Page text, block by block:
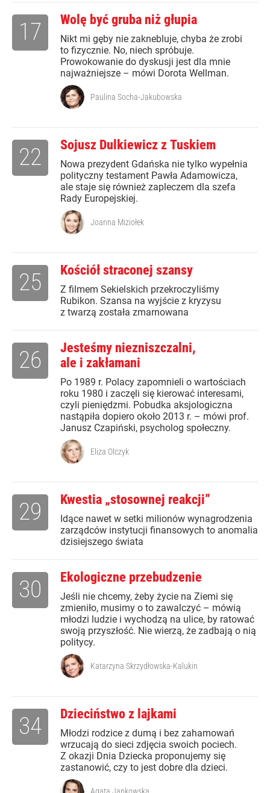
Wolę być gruba niż głupia
Nikt mi gęby nie zaknebluje, chyba że zrobi
to fizycznie. No, niech spróbuje.
Prowokowanie do dyskusji jest dla mnie
najważniejsze – mówi Dorota Wellman.
17
Paulina Socha-Jakubowska
Sojusz Dulkiewicz z Tuskiem
Nowa prezydent Gdańska nie tylko wypełnia
polityczny testament Pawła Adamowicza,
ale staje się również zapleczem dla szefa
Rady Europejskiej.
22
Joanna Miziołek
Kościół straconej szansy
Z filmem Sekielskich przekroczyliśmy
Rubikon. Szansa na wyjście z kryzysu
z twarzą została zmarnowana
25
Jesteśmy niezniszczalni,
ale i zakłamani
Po 1989 r. Polacy zapomnieli o wartościach
roku 1980 i zaczęli się kierować interesami,
czyli pieniędzmi. Pobudka aksjologiczna
nastąpiła dopiero około 2013 r. – mówi prof.
Janusz Czapiński, psycholog społeczny.
26
Eliza Olczyk
Kwestia „stosownej reakcji”
Idące nawet w setki milionów wynagrodzenia
zarządców instytucji finansowych to anomalia
dzisiejszego świata
29
Ekologiczne przebudzenie
Jeśli nie chcemy, żeby życie na Ziemi się
zmieniło, musimy o to zawalczyć – mówią
młodzi ludzie i wychodzą na ulice, by ratować
swoją przyszłość. Nie wierzą, że zadbają o nią
politycy.
30
Katarzyna Skrzydłowska-Kalukin
Dzieciństwo z lajkami
Młodzi rodzice z dumą i bez zahamowań
wrzucają do sieci zdjęcia swoich pociech.
Z okazji Dnia Dziecka proponujemy się
zastanowić, czy to jest dobre dla dzieci.
34